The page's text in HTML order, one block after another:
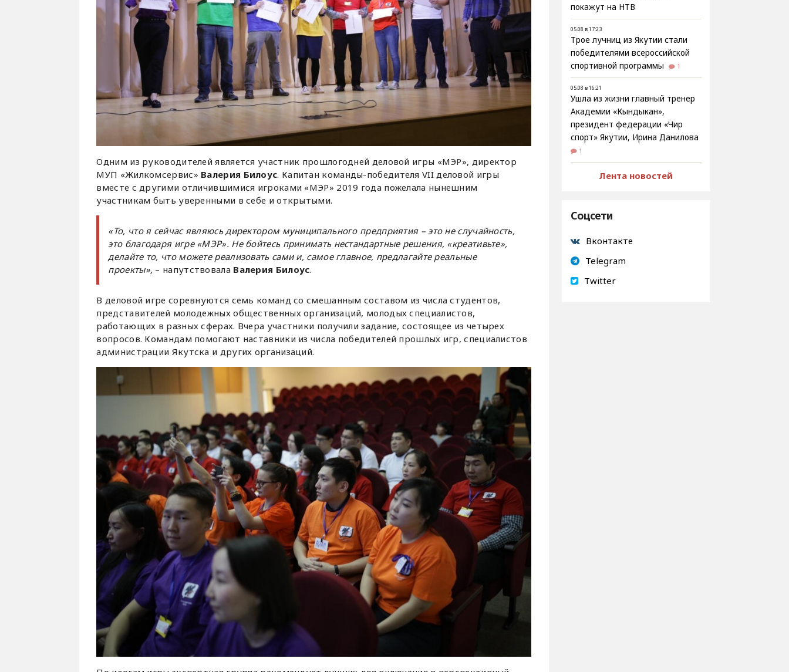
Одним из руководителей является участник прошлогодней деловой игры «МЭР», директор
МУП «Жилкомсервис» Валерия Билоус. Капитан команды-победителя VII деловой игры
вместе с другими отличившимися игроками «МЭР» 2019 года пожелала нынешним
участникам быть уверенными в себе и открытыми.
«То, что я сейчас являюсь директором муниципального предприятия – это не случайность,
это благодаря игре «МЭР». Не бойтесь принимать нестандартные решения, «креативьте»,
делайте то, что можете реализовать сами и, самое главное, предлагайте реальные
проекты», – напутствовала Валерия Билоус.
В деловой игре соревнуются семь команд со смешанным составом из числа студентов,
представителей молодежных общественных организаций, молодых специалистов,
работающих в разных сферах. Вчера участники получили задание, состоящее из четырех
вопросов. Командам помогают наставники из числа победителей прошлых игр, специалистов
администрации Якутска и других организаций.
покажут на НТВ
05.08 в 17:23
Трое лучниц из Якутии стали
победителями всероссийской
спортивной программы
1
05.08 в 16:21
Ушла из жизни главный тренер
Академии «Кындыкан»,
президент федерации «Чир
спорт» Якутии, Ирина Данилова
1
Лента новостей
Соцсети
Вконтакте
Telegram
Twitter